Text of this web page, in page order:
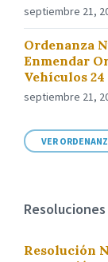
septiembre 21,
Ordenanza
Enmendar
Vehículos
septiembre 21,
VER
Resolución